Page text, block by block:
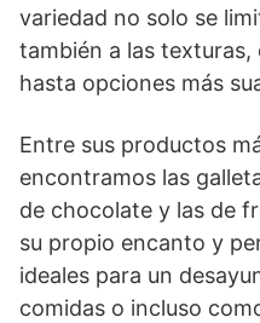
variedad no solo se
también a las texturas,
hasta opciones más
Entre sus productos
encontramos las
de chocolate y las de
su propio encanto y
ideales para un
comidas o incluso